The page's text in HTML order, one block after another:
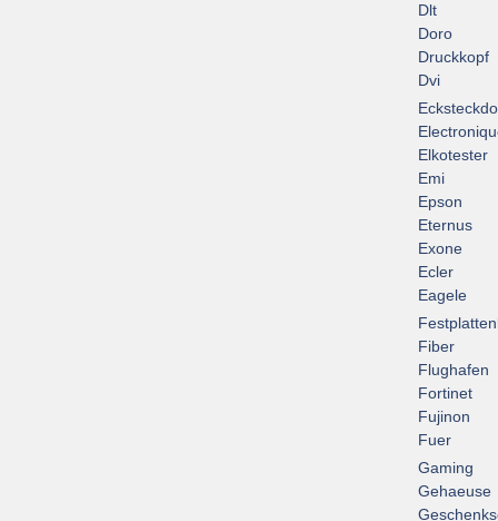
Dlt
Doro
Druckkopf
Dvi
Elkotester
Emi
Epson
Eternus
Exone
Ecler
Eagele
Fiber
Flughafen
Fortinet
Fujinon
Fuer
Gaming
Gehaeuse